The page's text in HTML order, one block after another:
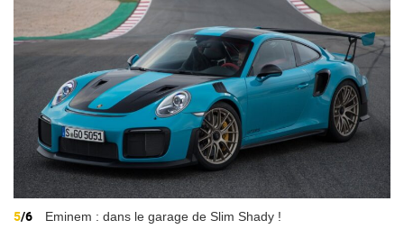
5/6
Eminem : dans le garage de Slim Shady !